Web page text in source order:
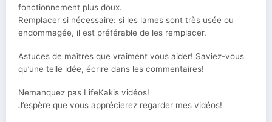
fonctionnement plus doux.
Remplacer si nécessaire: si les lames sont très usée ou
endommagée, il est préférable de les remplacer.
Astuces de maîtres que vraiment vous aider! Saviez-vous
qu’une telle idée, écrire dans les commentaires!
Nemanquez pas LifeKakis vidéos!
J’espère que vous apprécierez regarder mes vidéos!